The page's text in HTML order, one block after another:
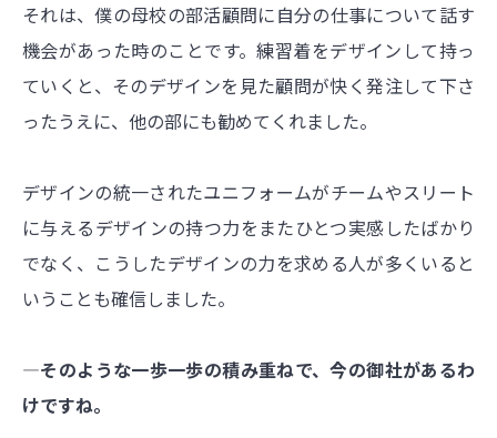
それは、僕の母校の部活顧問に自分の仕事について話す
機会があった時のことです。練習着をデザインして持っ
ていくと、そのデザインを見た顧問が快く発注して下さ
ったうえに、他の部にも勧めてくれました。
デザインの統一されたユニフォームがチームやスリート
に与えるデザインの持つ力をまたひとつ実感したばかり
でなく、こうしたデザインの力を求める人が多くいると
いうことも確信しました。
―そのような一歩一歩の積み重ねで、今の御社があるわ
けですね。